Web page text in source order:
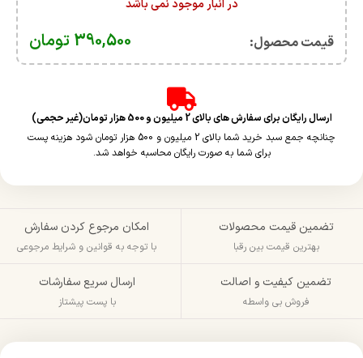
در انبار موجود نمی باشد
قیمت محصول:​ 390,500 تومان
ارسال رایگان برای سفارش های بالای 2 میلیون و 500 هزار تومان(غیر حجمی)
چنانچه جمع سبد خرید شما بالای 2 میلیون و 500 هزار تومان شود هزینه پست
برای شما به صورت رایگان محاسبه خواهد شد.
تضمین قیمت محصولات
بهترین قیمت بین رقبا
امکان مرجوع کردن سفارش
با توجه به قوانین و شرایط مرجوعی
تضمین کیفیت و اصالت
فروش بی واسطه
ارسال سریع سفارشات
با پست پیشتاز